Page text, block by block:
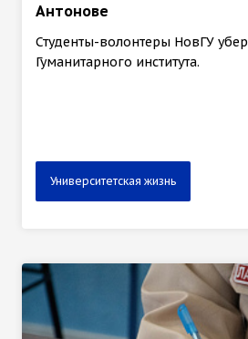
Антонове
Студенты-волонтеры НовГУ
Гуманитарного института.
Университетская жизнь